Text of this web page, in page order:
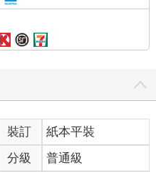
有為法無無依者，然非此中
緣於諸法而運行，如是「所
行時，亦必定有「所依」，
意根為「現識」，此謂意根是
是成為第八識之「所依」，
，以第八識可以獨存不滅而
於無餘依涅槃中。
等無間緣依」，但無「因緣
諸心心所之「所依」及「所
裝訂
紙本平裝
分級 普通級